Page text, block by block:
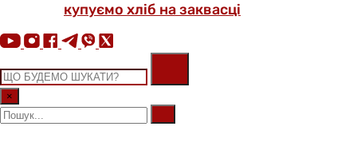
купуємо хліб на заквасці
×